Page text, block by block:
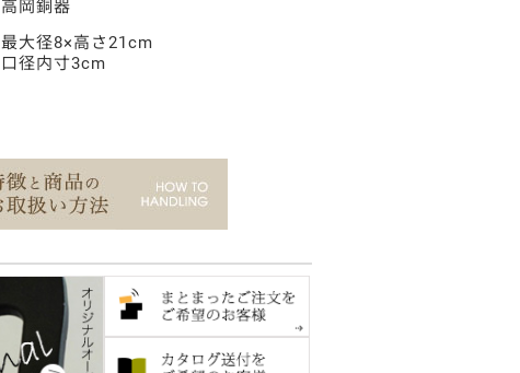
高岡銅器
最大径8×高さ21cm
口径内寸3cm